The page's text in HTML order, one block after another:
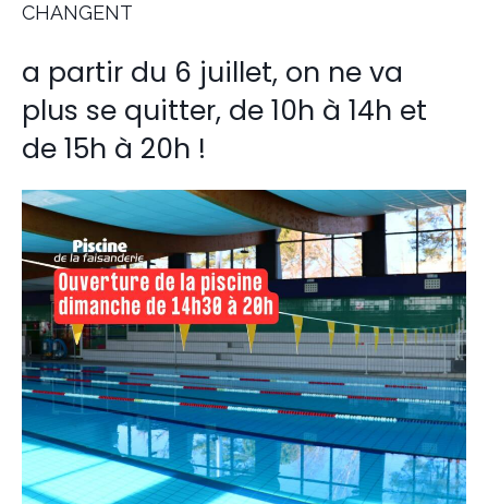
CHANGENT
a partir du 6 juillet, on ne va
plus se quitter, de 10h à 14h et
de 15h à 20h !